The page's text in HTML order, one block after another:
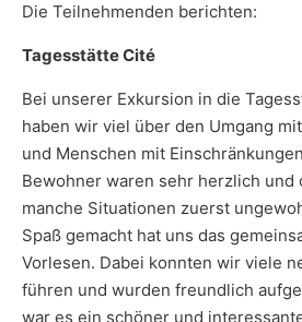
Die Teilnehmenden berichten:
Tagesstätte Cité
Bei unserer Exkursion in die
haben wir viel über den Umgang
und Menschen mit
Bewohner waren sehr herzlich und
manche Situationen zuerst
Spaß gemacht hat uns das
Vorlesen. Dabei konnten wir viele
führen und wurden freundlich
war es ein schöner und